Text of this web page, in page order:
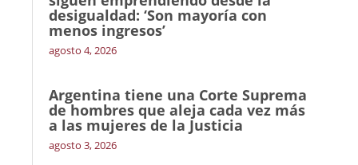
desigualdad: ‘Son mayoría con
menos ingresos’
agosto 4, 2026
Argentina tiene una Corte Suprema
de hombres que aleja cada vez más
a las mujeres de la Justicia
agosto 3, 2026